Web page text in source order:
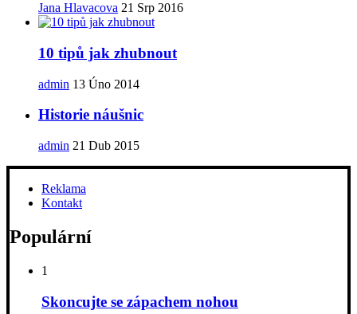
Jana Hlavacova 21 Srp 2016
10 tipů jak zhubnout
admin 13 Úno 2014
Historie náušnic
admin 21 Dub 2015
Reklama
Kontakt
Populární
1
Skoncujte se zápachem nohou